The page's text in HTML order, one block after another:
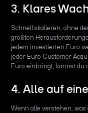
3. Klares
Schnell skalieren, ohne
größten
jedem investierten Euro
jeder Euro Customer
Euro einbringt, kannst du
4. Alle auf
Wenn alle verstehen,